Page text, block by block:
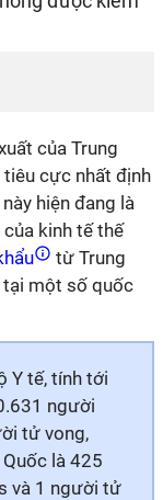
của Trung
cực nhất định
hiện đang là
kinh tế thế
từ Trung
tại một số quốc
Y tế, tính tới
người
tử vong,
là 425
và 1 người tử